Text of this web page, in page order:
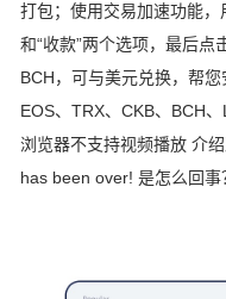
打包；使用交易加速功能，
和“收款”两个选项，最后点
BCH，可与美元兑换，帮您
EOS、TRX、CKB、BCH
浏览器不支持视频播放 介
has been over! 是怎么回事